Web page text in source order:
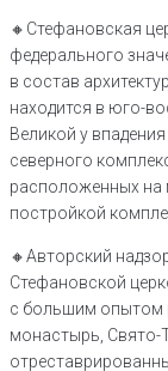
🔸Стефановская
федерального
в состав
находится в юго-
Великой у
северного
расположенных на
постройкой
🔸️Авторский
Стефановской
с большим опытом
монастырь, Свято-